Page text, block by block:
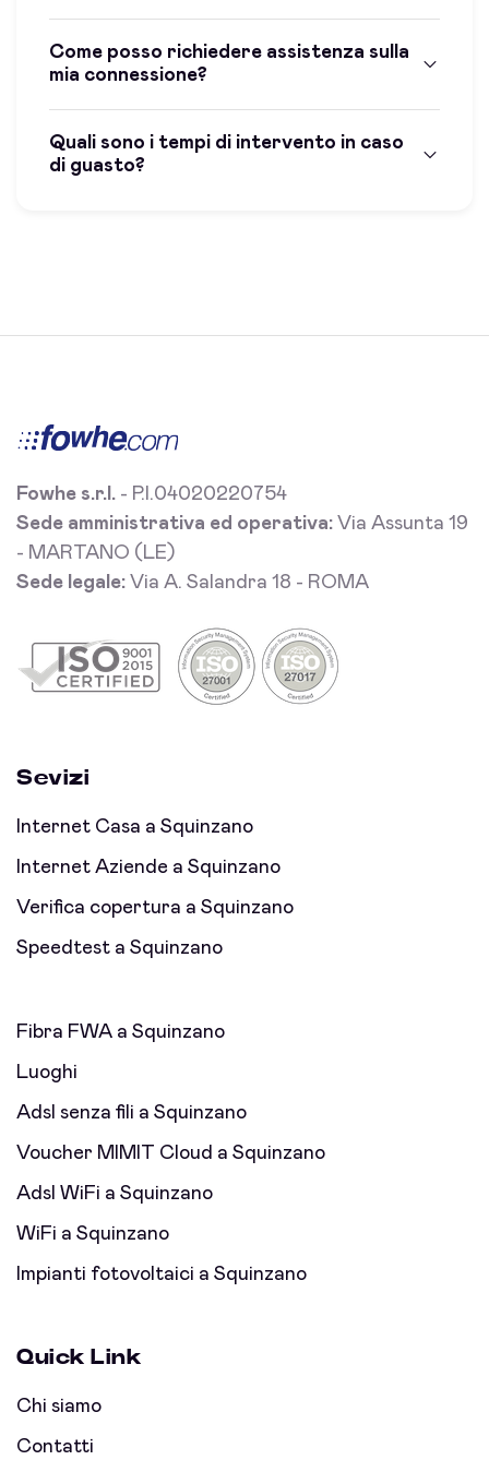
Come posso richiedere assistenza sulla
mia connessione?
Quali sono i tempi di intervento in caso
di guasto?
Fowhe s.r.l. - P.I.04020220754
Sede amministrativa ed operativa: Via Assunta 19
- MARTANO (LE)
Sede legale: Via A. Salandra 18 - ROMA
Sevizi
Internet Casa a Squinzano
Internet Aziende a Squinzano
Verifica copertura a Squinzano
Speedtest a Squinzano
Fibra FWA a Squinzano
Luoghi
Adsl senza fili a Squinzano
Voucher MIMIT Cloud a Squinzano
Adsl WiFi a Squinzano
WiFi a Squinzano
Impianti fotovoltaici a Squinzano
Quick Link
Chi siamo
Contatti